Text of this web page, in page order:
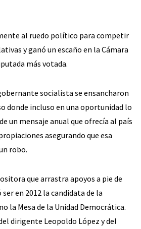
al ruedo político para competir
y ganó un escaño en la Cámara
más votada.
socialista se ensancharon
donde incluso en una oportunidad lo
un mensaje anual que ofrecía al país
asegurando que esa
robo.
que arrastra apoyos a pie de
en 2012 la candidata de la
la Mesa de la Unidad Democrática.
dirigente Leopoldo López y del